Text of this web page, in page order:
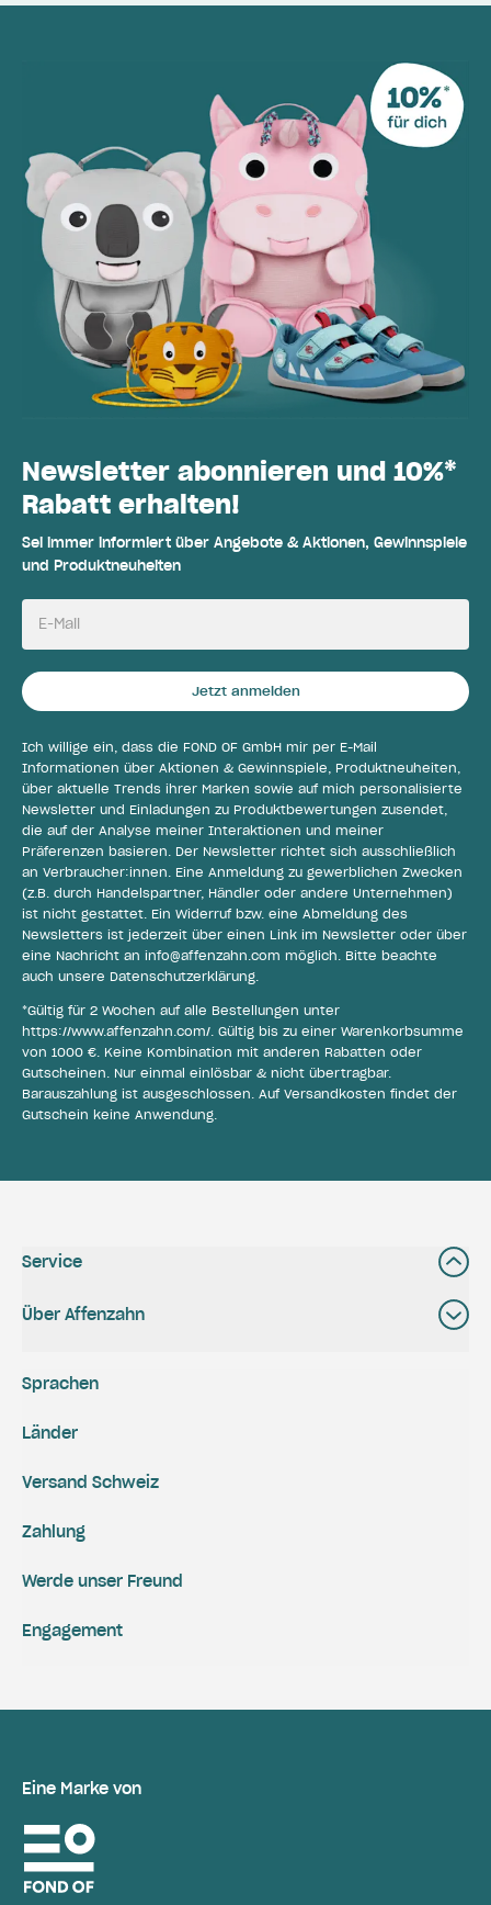
Newsletter abonnieren und 10%*
Rabatt erhalten!
Sei immer informiert über Angebote & Aktionen, Gewinnspiele
und Produktneuheiten
E-Mail
Jetzt anmelden
Ich willige ein, dass die FOND OF GmbH mir per E-Mail
Informationen über Aktionen & Gewinnspiele, Produktneuheiten,
über aktuelle Trends ihrer Marken sowie auf mich personalisierte
Newsletter und Einladungen zu Produktbewertungen zusendet,
die auf der Analyse meiner Interaktionen und meiner
Präferenzen basieren. Der Newsletter richtet sich ausschließlich
an Verbraucher:innen. Eine Anmeldung zu gewerblichen Zwecken
(z.B. durch Handelspartner, Händler oder andere Unternehmen)
ist nicht gestattet. Ein Widerruf bzw. eine Abmeldung des
Newsletters ist jederzeit über einen Link im Newsletter oder über
eine Nachricht an info@affenzahn.com möglich. Bitte beachte
auch unsere Datenschutzerklärung.
*Gültig für 2 Wochen auf alle Bestellungen unter
https://www.affenzahn.com/. Gültig bis zu einer Warenkorbsumme
von 1000 €. Keine Kombination mit anderen Rabatten oder
Gutscheinen. Nur einmal einlösbar & nicht übertragbar.
Barauszahlung ist ausgeschlossen. Auf Versandkosten findet der
Gutschein keine Anwendung.
Service
Über Affenzahn
Versand Schweiz
Zahlung
Engagement
Werde unser Freund
Sprachen
Länder
Eine Marke von